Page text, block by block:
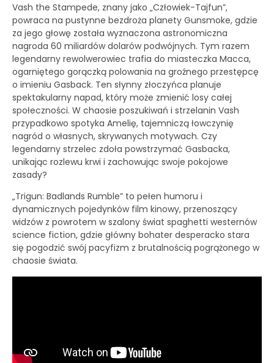
Vash the Stampede, znany jako „Człowiek-Tajfun”,
powraca na pustynne bezdroża planety Gunsmoke, gdzie
za jego głowę została wyznaczona astronomiczna
nagroda 60 miliardów dolarów podwójnych. Tym razem
legendarny rewolwerowiec trafia do miasteczka Macca,
ogarniętego gorączką polowania na groźnego przestępcę
o imieniu Gasback. Ten słynny złoczyńca planuje
spektakularny napad, który może zmienić losy całej
społeczności. W chaosie poszukiwań i strzelanin Vash
przypadkowo spotyka Amelię, tajemniczą łowczynię
nagród o własnych, skrywanych motywach. Czy
legendarny strzelec zdoła powstrzymać Gasbacka,
unikając rozlewu krwi i zachowując swoje pokojowe
zasady?
„Trigun: Badlands Rumble” to pełen humoru i
dynamicznych pojedynków film kinowy, przenoszący
widzów z powrotem w szalony świat spaghetti westernów
science fiction, gdzie główny bohater desperacko stara
się pogodzić swój pacyfizm z brutalnością pogrążonego w
chaosie świata.